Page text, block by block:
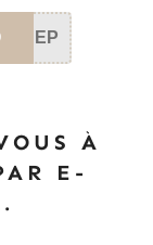
SEP
À
E-